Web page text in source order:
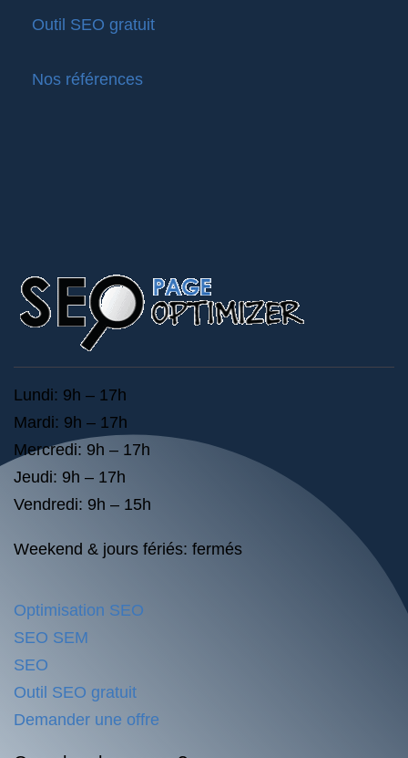
Outil SEO gratuit
Nos références
Lundi: 9h – 17h
Mardi: 9h – 17h
Mercredi: 9h – 17h
Jeudi: 9h – 17h
Vendredi: 9h – 15h
Weekend & jours fériés: fermés
Optimisation SEO
SEO SEM
SEO
Outil SEO gratuit
Demander une offre